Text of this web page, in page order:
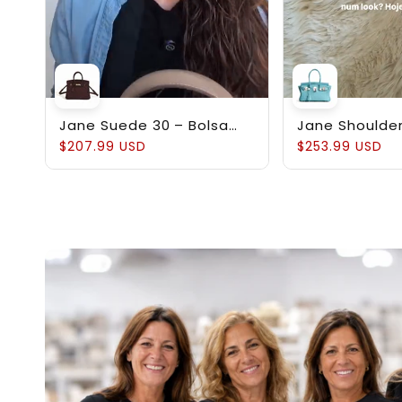
Jane Suede 30 – Bolsa
em Couro Suede
$207.99 USD
Jane
Estruturada
$253.99 USD